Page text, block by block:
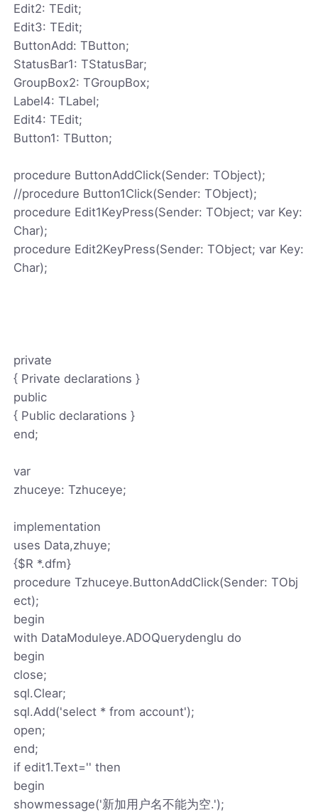
Edit2: TEdit;
Edit3: TEdit;
ButtonAdd: TButton;
StatusBar1: TStatusBar;
GroupBox2: TGroupBox;
Label4: TLabel;
Edit4: TEdit;
Button1: TButton;
procedure ButtonAddClick(Sender: TObject);
//procedure Button1Click(Sender: TObject);
procedure Edit1KeyPress(Sender: TObject; var Key:
Char);
procedure Edit2KeyPress(Sender: TObject; var Key:
Char);
private
{ Private declarations }
public
{ Public declarations }
end;
var
zhuceye: Tzhuceye;
implementation
uses Data,zhuye;
{$R *.dfm}
procedure Tzhuceye.ButtonAddClick(Sender: TObj
ect);
begin
with DataModuleye.ADOQuerydenglu do
begin
close;
sql.Clear;
sql.Add('select * from account');
open;
end;
if edit1.Text='' then
begin
showmessage('新加用户名不能为空.');